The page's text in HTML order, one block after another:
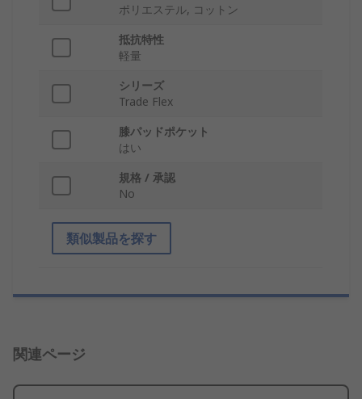
ポリエステル, コットン
抵抗特性
軽量
シリーズ
Trade Flex
膝パッドポケット
はい
規格 / 承認
No
類似製品を探す
関連ページ